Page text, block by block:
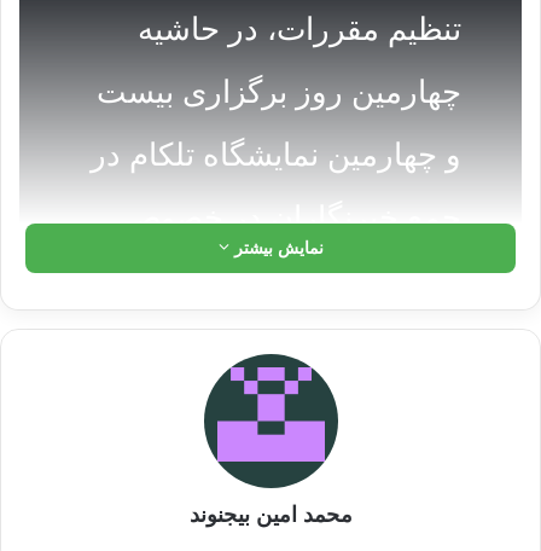
تنظیم مقررات، در حاشیه
چهارمین روز برگزاری بیست
و چهارمین نمایشگاه تلکام در
جمع خبرنگاران در خصوص
افزایش تعرفه اپراتورها اظهار
همیشه مطالبه اپراتورها بوده
که این مطالبه در سالیان اخیر
بیشتر هم شده است. ما در
نمایش بیشتر
محمد امین بیجنوند